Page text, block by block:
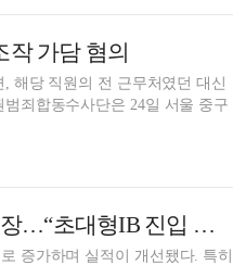
가담 혐의
해당 직원의 전 근무처였던 대신
죄합동수사단은 24일 서울 중구
대신증권, 리테일 개선 등 영업익·순익 성장…“초대형IB 진입 추진” [금융사 2025 실적]
증가하며 실적이 개선됐다. 특히